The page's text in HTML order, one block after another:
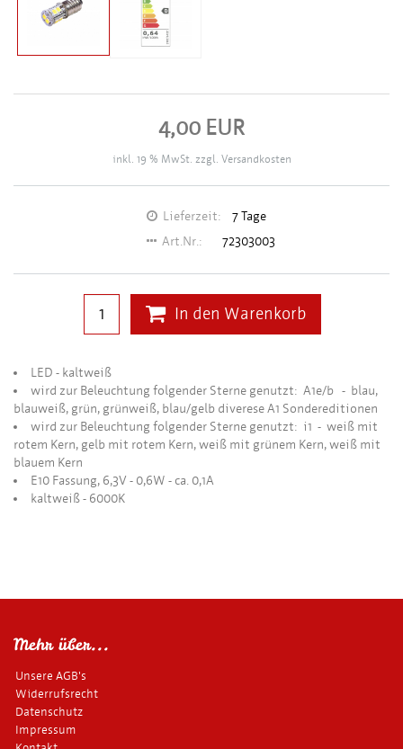
4,00 EUR
inkl. 19 % MwSt. zzgl. Versandkosten
Lieferzeit:
7 Tage
Art.Nr.:
72303003
In den Warenkorb
LED - kaltweiß
wird zur Beleuchtung folgender Sterne genutzt: A1e/b - blau,
blauweiß, grün, grünweiß, blau/gelb diverese A1 Sondereditionen
wird zur Beleuchtung folgender Sterne genutzt: i1 - weiß mit
rotem Kern, gelb mit rotem Kern, weiß mit grünem Kern, weiß mit
blauem Kern
E10 Fassung, 6,3V - 0,6W - ca. 0,1A
kaltweiß - 6000K
Mehr über...
Unsere AGB's
Widerrufsrecht
Datenschutz
Impressum